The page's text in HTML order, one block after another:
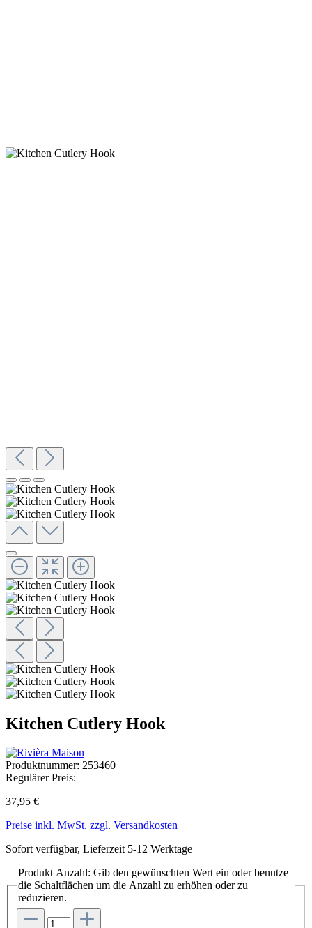
Kitchen Cutlery Hook
Produktnummer: 253460
Regulärer Preis:
37,95 €
Preise inkl. MwSt. zzgl. Versandkosten
Sofort verfügbar, Lieferzeit 5-12 Werktage
Produkt Anzahl: Gib den gewünschten Wert ein oder benutze
die Schaltflächen um die Anzahl zu erhöhen oder zu
reduzieren.